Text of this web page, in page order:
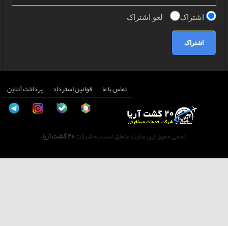
اشتراک لغو اشتراک
اشتراک
تماس با ما قوانین استرداد پرداخت آنلاین
تمامی حقوق این سایت متعلق است به شرکت20 گشت آریا